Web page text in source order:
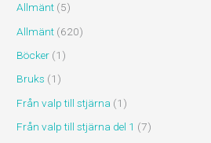
Allmänt (5)
Allmänt (620)
Böcker (1)
Bruks (1)
Från valp till stjärna (1)
Från valp till stjärna del 1 (7)